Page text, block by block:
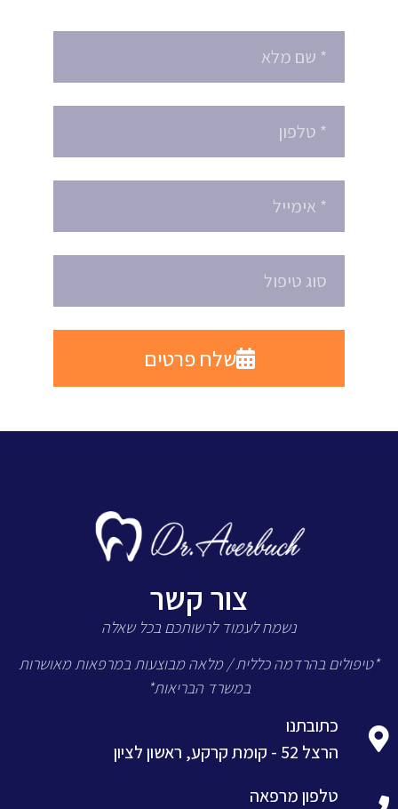
שלח פרטים
צור קשר
נשמח לעמוד לרשותכם בכל שאלה
*טיפולים בהרדמה כללית / מלאה מבוצעות במרפאות מאושרות
במשרד הבריאות*
כתובתנו
הרצל 52 - קומת קרקע, ראשון לציון
טלפון מרפאה